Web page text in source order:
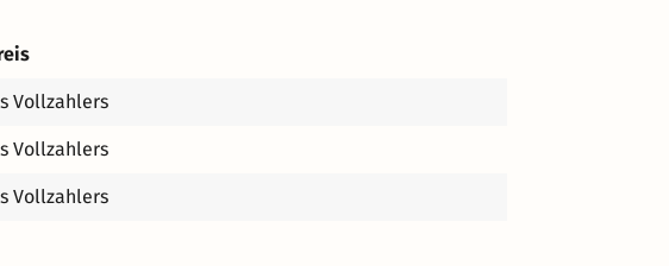
Vollzahlers
Vollzahlers
Vollzahlers